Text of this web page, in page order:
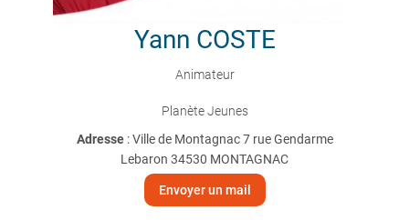
Yann COSTE
Animateur
Planète Jeunes
Adresse : Ville de Montagnac 7 rue Gendarme
Lebaron 34530 MONTAGNAC
Envoyer un mail